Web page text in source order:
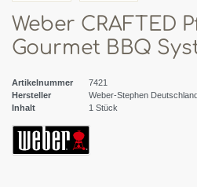
Weber CRAFTED
Gourmet BBQ
Artikelnummer
7421
Hersteller
Weber-Stephen
Inhalt
1 Stück